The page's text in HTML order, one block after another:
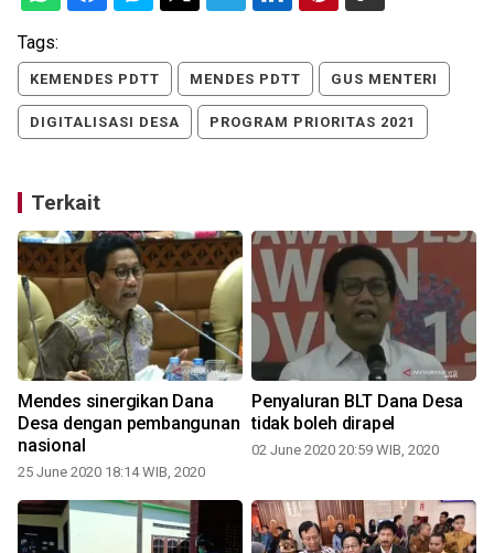
Tags:
KEMENDES PDTT MENDES PDTT GUS MENTERI
DIGITALISASI DESA PROGRAM PRIORITAS 2021
Terkait
Mendes sinergikan Dana
Desa dengan pembangunan
nasional
25 June 2020 18:14 WIB, 2020
Penyaluran BLT Dana Desa
tidak boleh dirapel
02 June 2020 20:59 WIB, 2020